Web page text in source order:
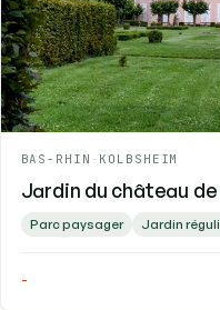
BAS-RHIN - KOLBSHEIM
Jardin du château de
Parc paysager Jardin
-